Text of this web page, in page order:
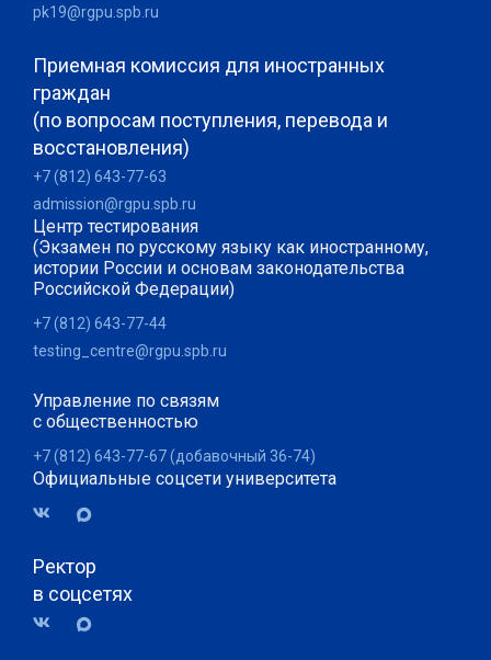
pk19@rgpu.spb.ru
Приемная комиссия для иностранных
граждан
(по вопросам поступления, перевода и
восстановления)
+7 (812) 643-77-63
admission@rgpu.spb.ru
Центр тестирования
(Экзамен по русскому языку как иностранному,
истории России и основам законодательства
Российской Федерации)
+7 (812) 643-77-44
testing_centre@rgpu.spb.ru
Управление по связям
с общественностью
+7 (812) 643-77-67 (добавочный 36-74)
Официальные соцсети университета
Ректор
в соцсетях